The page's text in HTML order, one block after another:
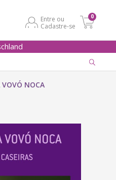
Entre ou
Cadastre-se
0
VOVÓ NOCA